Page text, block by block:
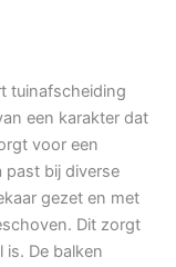
tuinafscheiding
een karakter dat
voor een
past bij diverse
gezet en met
Dit zorgt
De balken